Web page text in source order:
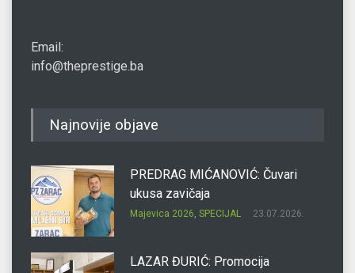
Email:
info@theprestige.ba
Najnovije objave
PREDRAG MIĆANOVIĆ: Čuvari
ukusa zavičaja
Majevica 2026, SPECIJAL 23.07.2026.
LAZAR ĐURIĆ: Promocija